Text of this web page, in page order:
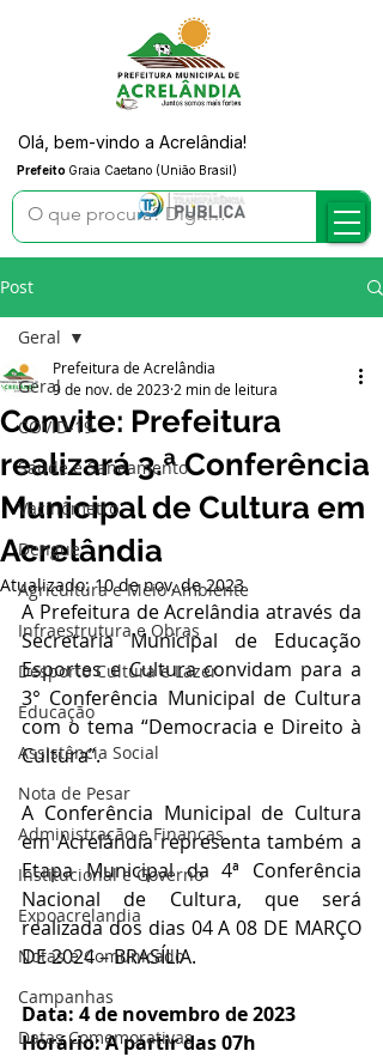
Prefeito Graia Caetano (União Brasil)
Olá, bem-vindo a Acrelândia!
Post
Geral
COVID-19
Saúde e Saneamento
Vacinômetro
Dengue
Agricultura e Meio Ambiente
Infraestrutura e Obras
Desporto Cultura e Lazer
Educação
Assistência Social
Nota de Pesar
Administração e Finanças
Institucional e Governo
Expoacrelandia
Notas e Comunicado
Campanhas
Datas Comemorativas
Geral
Convite: Prefeitura
realizará 3.ª Conferência
Municipal de Cultura em
Acrelândia
Prefeitura de Acrelândia
9 de nov. de 2023 2 min de leitura
Atualizado:10 de nov. de 2023
A Prefeitura de Acrelândia através da
Secretaria Municipal de Educação
Esportes e Cultura convidam para a
3° Conferência Municipal de Cultura
com o tema “Democracia e Direito à
Cultura”.
A Conferência Municipal de Cultura
em Acrelândia representa também a
Etapa Municipal da 4ª Conferência
Nacional de Cultura, que será
realizada dos dias 04 A 08 DE MARÇO
DE 2024 – BRASÍLIA.
Data: 4 de novembro de 2023
Horário: A partir das 07h